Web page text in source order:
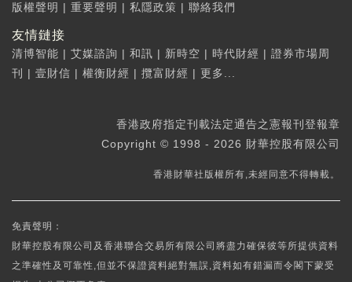
版權聲明 | 重要聲明 | 私隱政策 | 聯絡我們
友情鏈接
清博智能 | 艾媒諮詢 | 和訊 | 新時空 | 時代財經 | 證券市場周
刊
| 壹財信 | 權衡財經 | 攬富財經 | 更多...
香港政府指定刊載法定通告之憲報刊登報章
Copyright © 1998 - 2026 財華控股有限公司
香港財華社版權所有,未經同意不得轉載。
免責聲明：
財華控股有限公司及香港聯合交易所有限公司將盡力確保彼等所提供資料
之準確性及可靠性,但並不保證資料絕對無誤,資料如有錯漏而令閣下蒙受